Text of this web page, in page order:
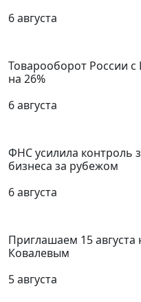
6 августа
Товарооборот России
на 26%
6 августа
ФНС усилила контроль
бизнеса за рубежом
6 августа
Приглашаем 15 августа
Ковалевым
5 августа